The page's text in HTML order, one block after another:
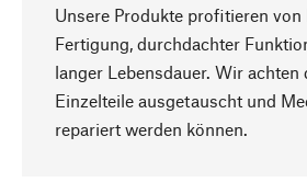
Unsere Produkte profitieren
Fertigung, durchdachter
langer Lebensdauer. Wir achten
Einzelteile ausgetauscht und
repariert werden können.